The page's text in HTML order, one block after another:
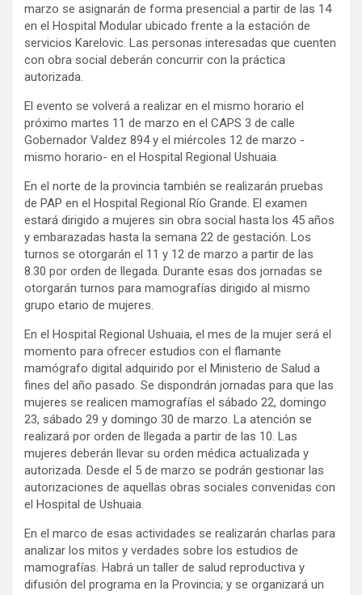
marzo se asignarán de forma presencial a partir de las 14
en el Hospital Modular ubicado frente a la estación de
servicios Karelovic. Las personas interesadas que cuenten
con obra social deberán concurrir con la práctica
autorizada.
El evento se volverá a realizar en el mismo horario el
próximo martes 11 de marzo en el CAPS 3 de calle
Gobernador Valdez 894 y el miércoles 12 de marzo -
mismo horario- en el Hospital Regional Ushuaia.
En el norte de la provincia también se realizarán pruebas
de PAP en el Hospital Regional Río Grande. El examen
estará dirigido a mujeres sin obra social hasta los 45 años
y embarazadas hasta la semana 22 de gestación. Los
turnos se otorgarán el 11 y 12 de marzo a partir de las
8.30 por orden de llegada. Durante esas dos jornadas se
otorgarán turnos para mamografías dirigido al mismo
grupo etario de mujeres.
En el Hospital Regional Ushuaia, el mes de la mujer será el
momento para ofrecer estudios con el flamante
mamógrafo digital adquirido por el Ministerio de Salud a
fines del año pasado. Se dispondrán jornadas para que las
mujeres se realicen mamografías el sábado 22, domingo
23, sábado 29 y domingo 30 de marzo. La atención se
realizará por orden de llegada a partir de las 10. Las
mujeres deberán llevar su orden médica actualizada y
autorizada. Desde el 5 de marzo se podrán gestionar las
autorizaciones de aquellas obras sociales convenidas con
el Hospital de Ushuaia.
En el marco de esas actividades se realizarán charlas para
analizar los mitos y verdades sobre los estudios de
mamografías. Habrá un taller de salud reproductiva y
difusión del programa en la Provincia; y se organizará un